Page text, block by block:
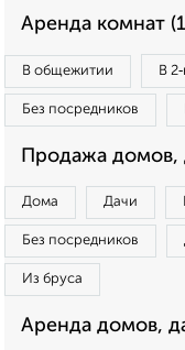
Аренда комнат
В общежитии В
Без посредников
Продажа домов,
Дома Дачи
Без посредников
Из бруса
Аренда домов,